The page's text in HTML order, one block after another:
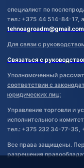
специалист по
тел.: +375 44 514-84-17,
tehnoagroadm@gmail.com
Для связи с
Связаться с
Уполномоченный
соответствии с
юридических лиц:
Управление торговли и
исполнительного
тел.: +375 232 34-77-35,
Все права защищены.
разрешения